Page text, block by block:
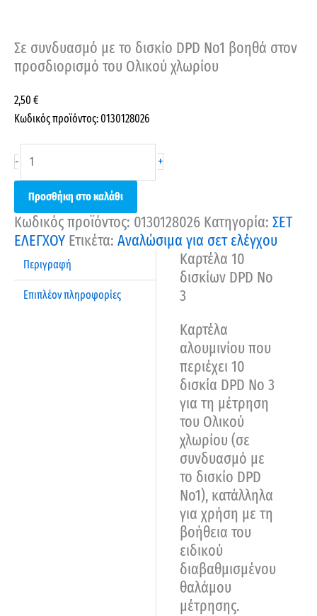
Σε συνδυασμό με το δισκίο DPD No1 βοηθά στον
προσδιορισμό του Ολικού χλωρίου
2,50 €
Κωδικός προϊόντος: 0130128026
- +
Προσθήκη στο καλάθι
Κωδικός προϊόντος: 0130128026 Κατηγορία: ΣΕΤ
ΕΛΕΓΧΟΥ Ετικέτα: Αναλώσιμα για σετ ελέγχου
Περιγραφή
Επιπλέον πληροφορίες
Καρτέλα 10
δισκίων DPD No
3
Καρτέλα
αλουμινίου που
περιέχει 10
δισκία DPD No 3
για τη μέτρηση
του Ολικού
χλωρίου (σε
συνδυασμό με
το δισκίο DPD
No1), κατάλληλα
για χρήση με τη
βοήθεια του
ειδικού
διαβαθμισμένου
θαλάμου
μέτρησης.